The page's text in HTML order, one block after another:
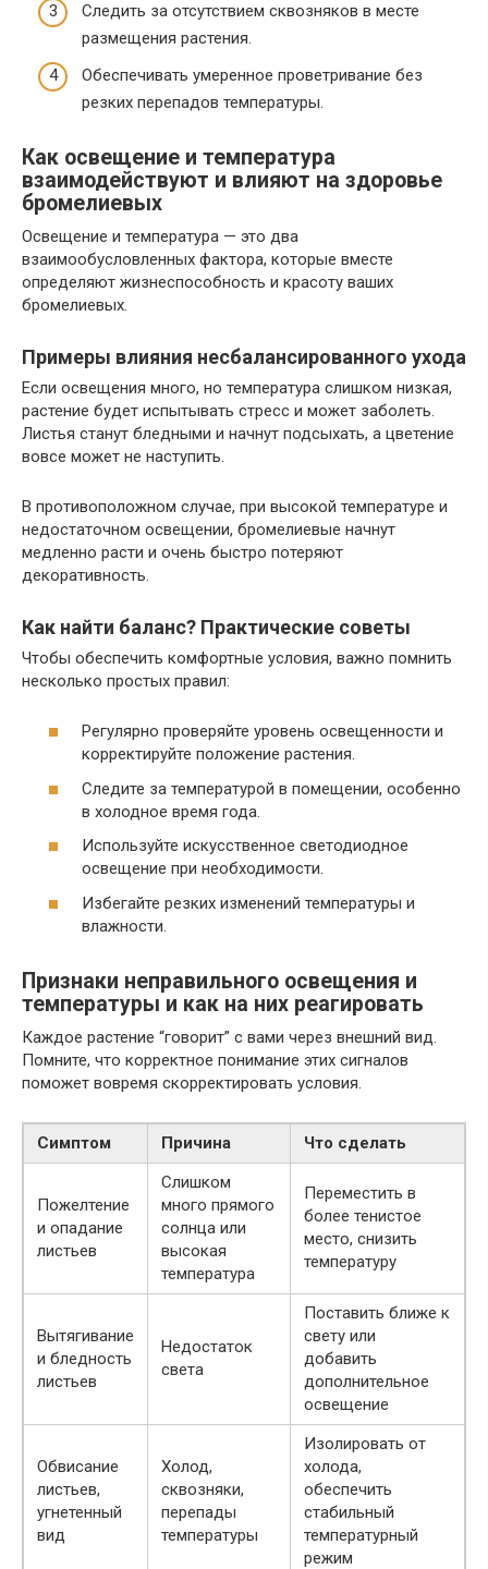
Следить за отсутствием сквозняков в месте
размещения растения.
Обеспечивать умеренное проветривание без
резких перепадов температуры.
Как освещение и температура
взаимодействуют и влияют на здоровье
бромелиевых
Освещение и температура — это два
взаимообусловленных фактора, которые вместе
определяют жизнеспособность и красоту ваших
бромелиевых.
Примеры влияния несбалансированного ухода
Если освещения много, но температура слишком низкая,
растение будет испытывать стресс и может заболеть.
Листья станут бледными и начнут подсыхать, а цветение
вовсе может не наступить.
В противоположном случае, при высокой температуре и
недостаточном освещении, бромелиевые начнут
медленно расти и очень быстро потеряют
декоративность.
Как найти баланс? Практические советы
Чтобы обеспечить комфортные условия, важно помнить
несколько простых правил:
Регулярно проверяйте уровень освещенности и
корректируйте положение растения.
Следите за температурой в помещении, особенно
в холодное время года.
Используйте искусственное светодиодное
освещение при необходимости.
Избегайте резких изменений температуры и
влажности.
Признаки неправильного освещения и
температуры и как на них реагировать
Каждое растение “говорит” с вами через внешний вид.
Помните, что корректное понимание этих сигналов
поможет вовремя скорректировать условия.
Симптом Причина Что сделать
Пожелтение
и опадание
листьев
Слишком
много прямого
солнца или
высокая
температура
Переместить в
более тенистое
место, снизить
температуру
Вытягивание
и бледность
листьев
Недостаток
света
Поставить ближе к
свету или
добавить
дополнительное
освещение
Обвисание
листьев,
угнетенный
вид
Холод,
сквозняки,
перепады
температуры
Изолировать от
холода,
обеспечить
стабильный
температурный
режим